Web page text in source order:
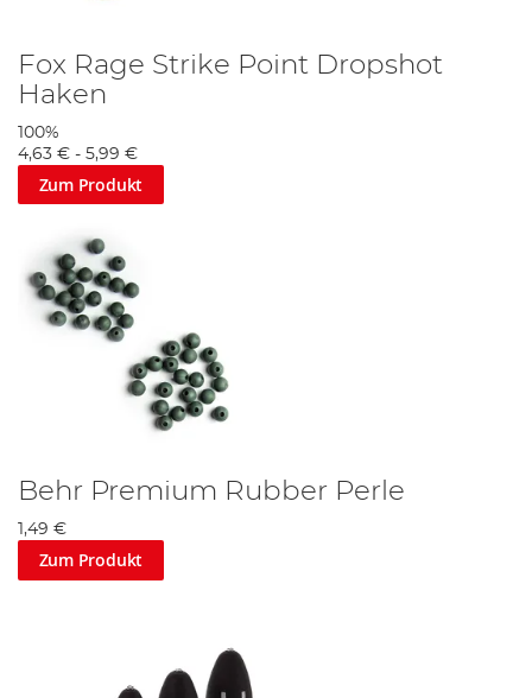
Fox Rage Strike Point Dropshot
Haken
100%
4,63 € - 5,99 €
Zum Produkt
Behr Premium Rubber Perle
1,49 €
Zum Produkt